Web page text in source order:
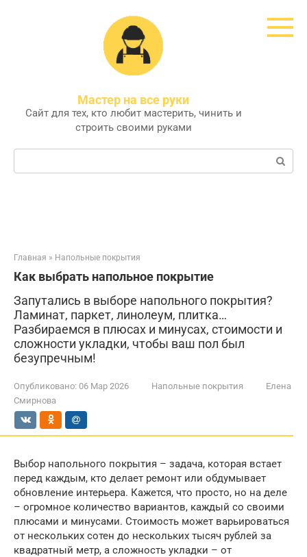
Мастер на все руки
Сайт для тех, кто любит мастерить, чинить и
строить своими руками
Поиск:
Главная » Напольные покрытия
Как выбрать напольное покрытие
Запутались в выборе напольного покрытия?
Ламинат, паркет, линолеум, плитка…
Разбираемся в плюсах и минусах, стоимости и
сложности укладки, чтобы ваш пол был
безупречным!
Опубликовано: 06 Мар 2026 Напольные покрытия
Елена
Смирнова
Выбор напольного покрытия – задача, которая встает
перед каждым, кто делает ремонт или обдумывает
обновление интерьера. Кажется, что просто, но на деле
– огромное количество вариантов, каждый со своими
плюсами и минусами. Стоимость может варьироваться
от нескольких сотен до нескольких тысяч рублей за
квадратный метр, а сложность укладки – от